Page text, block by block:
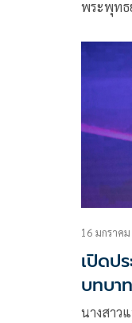
พระพุทธ
พระบาท
16 มกราค
เปิดป
บทบา
ดิจิทัล
นางสาว